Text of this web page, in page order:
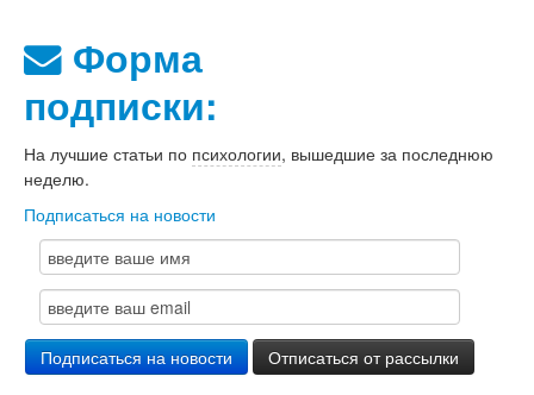
Форма
подписки:
На лучшие статьи по психологии, вышедшие за последнюю
неделю.
Подписаться на новости